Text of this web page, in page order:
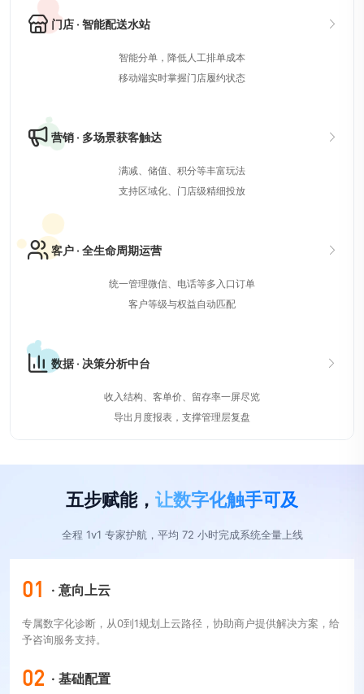
门店 · 智能配送水站
智能分单，降低人工排单成本
移动端实时掌握门店履约状态
营销 · 多场景获客触达
满减、储值、积分等丰富玩法
支持区域化、门店级精细投放
客户 · 全生命周期运营
统一管理微信、电话等多入口订单
客户等级与权益自动匹配
数据 · 决策分析中台
收入结构、客单价、留存率一屏尽览
导出月度报表，支撑管理层复盘
五步赋能， 让数字化触手可及
全程 1v1 专家护航，平均 72 小时完成系统全量上线
01 · 意向上云
专属数字化诊断，从0到1规划上云路径，协助商户提供解决方案，给
予咨询服务支持。
02 · 基础配置